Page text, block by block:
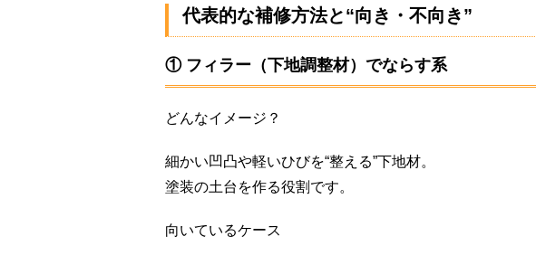
代表的な補修方法と“向き・不向き”
① フィラー（下地調整材）でならす系
どんなイメージ？
細かい凹凸や軽いひびを“整える”下地材。
塗装の土台を作る役割です。
向いているケース